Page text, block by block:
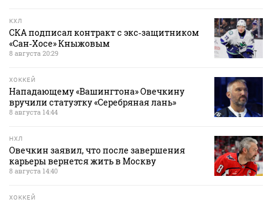
КХЛ
СКА подписал контракт с экс‑защитником
«Сан‑Хосе» Кныжовым
8 августа 20:29
ХОККЕЙ
Нападающему «Вашингтона» Овечкину
вручили статуэтку «Серебряная лань»
8 августа 14:44
НХЛ
Овечкин заявил, что после завершения
карьеры вернется жить в Москву
8 августа 14:40
ХОККЕЙ